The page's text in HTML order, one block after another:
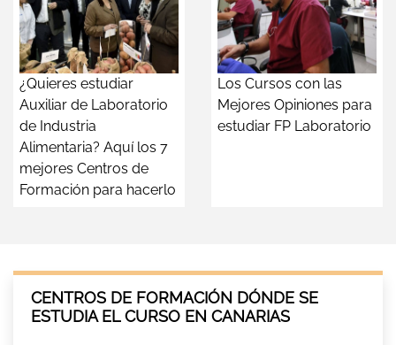
¿Quieres estudiar
Auxiliar de Laboratorio
de Industria
Alimentaria? Aquí los 7
mejores Centros de
Formación para hacerlo
Los Cursos con las
Mejores Opiniones para
estudiar FP Laboratorio
CENTROS DE FORMACIÓN DÓNDE SE
ESTUDIA EL CURSO EN CANARIAS